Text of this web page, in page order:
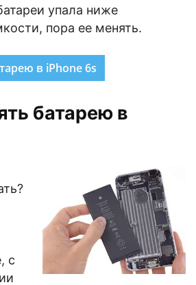
упала ниже
пора ее менять.
в iPhone 6s
батарею в
с